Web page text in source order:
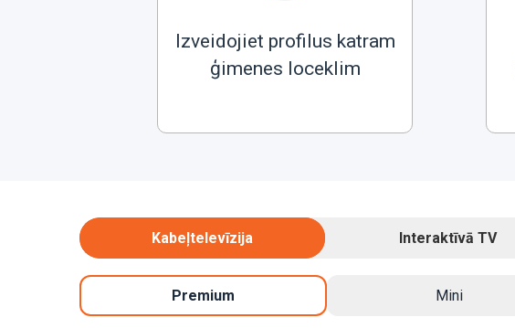
Izveidojiet profilus katram
ģimenes loceklim
Kabeļtelevīzija Interaktīvā TV
Premium Mini